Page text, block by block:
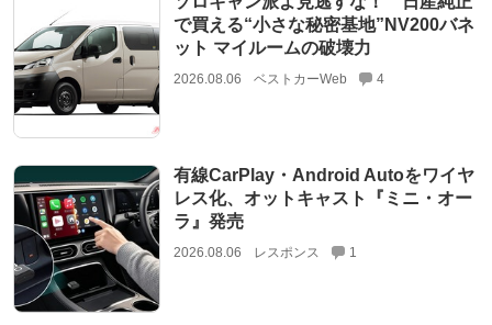
で買える“小さな秘密基地”NV200バネ
ット マイルームの破壊力
2026.08.06 ベストカーWeb 4
有線CarPlay・Android Autoをワイヤ
レス化、オットキャスト『ミニ・オー
ラ』発売
2026.08.06 レスポンス 1